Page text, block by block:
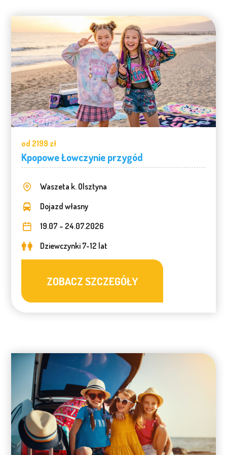
od 2199 zł
Kpopowe Łowczynie przygód
Waszeta k. Olsztyna
Dojazd własny
19.07 – 24.07.2026
Dziewczynki 7-12 lat
ZOBACZ SZCZEGÓŁY